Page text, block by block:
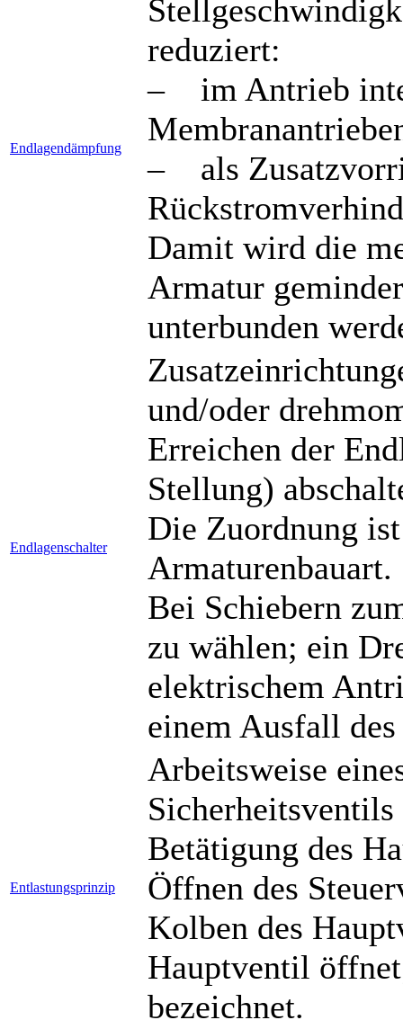
Endlagendämpfung
reduziert:
– im Antrieb
– als
Damit wird die
Armatur
unterbunden
Endlagenschalter
und/oder
Erreichen der
Stellung)
Die Zuordnung
Armaturenbauart.
Bei Schiebern
zu wählen; ein
elektrischem
einem Ausfall
Entlastungsprinzip
Arbeitsweise
Betätigung des
Öffnen des
Kolben des
Hauptventil
bezeichnet.